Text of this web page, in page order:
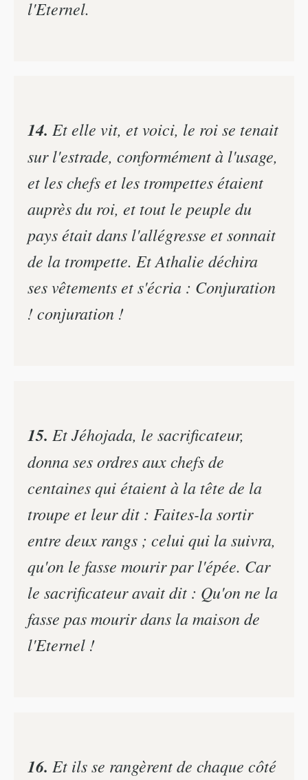
l'Eternel.
14. Et elle vit, et voici, le roi se tenait
sur l'estrade, conformément à l'usage,
et les chefs et les trompettes étaient
auprès du roi, et tout le peuple du
pays était dans l'allégresse et sonnait
de la trompette. Et Athalie déchira
ses vêtements et s'écria : Conjuration
! conjuration !
15. Et Jéhojada, le sacrificateur,
donna ses ordres aux chefs de
centaines qui étaient à la tête de la
troupe et leur dit : Faites-la sortir
entre deux rangs ; celui qui la suivra,
qu'on le fasse mourir par l'épée. Car
le sacrificateur avait dit : Qu'on ne la
fasse pas mourir dans la maison de
l'Eternel !
16. Et ils se rangèrent de chaque côté